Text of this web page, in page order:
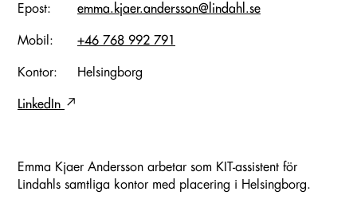
Epost: emma.kjaer.andersson@lindahl.se
Mobil: +46 768 992 791
Kontor: Helsingborg
LinkedIn
Emma Kjaer Andersson arbetar som KIT-assistent för
Lindahls samtliga kontor med placering i Helsingborg.